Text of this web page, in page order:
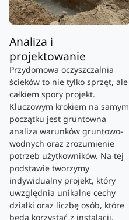
Analiza i
projektowanie
Przydomowa oczyszczalnia
ścieków to nie tylko sprzęt, ale
całkiem spory projekt.
Kluczowym krokiem na samym
początku jest gruntowna
analiza warunków gruntowo-
wodnych oraz zrozumienie
potrzeb użytkowników. Na tej
podstawie tworzymy
indywidualny projekt, który
uwzględnia unikalne cechy
działki oraz liczbę osób, które
będą korzystać z instalacji.